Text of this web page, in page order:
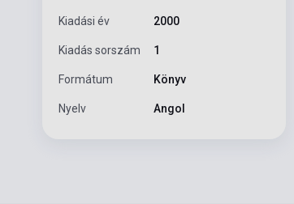
Kiadási év 2000
Kiadás sorszám 1
Formátum Könyv
Nyelv Angol